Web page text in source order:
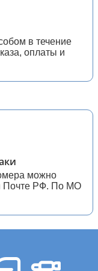
в течение
оплаты и
можно
Почте РФ. По МО